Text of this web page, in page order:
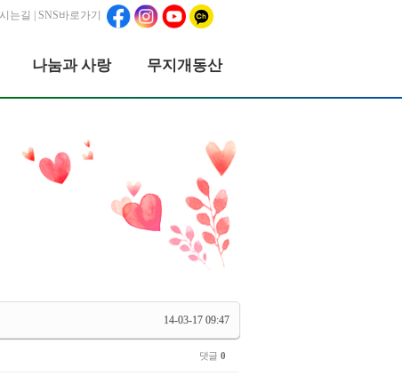
는길 | SNS바로가기
나눔과 사랑 무지개동산
14-03-17 09:47
댓글 0